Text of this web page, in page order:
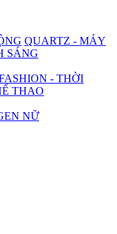
QUARTZ - MÁY
SÁNG
- THỜI
THAO
NỮ